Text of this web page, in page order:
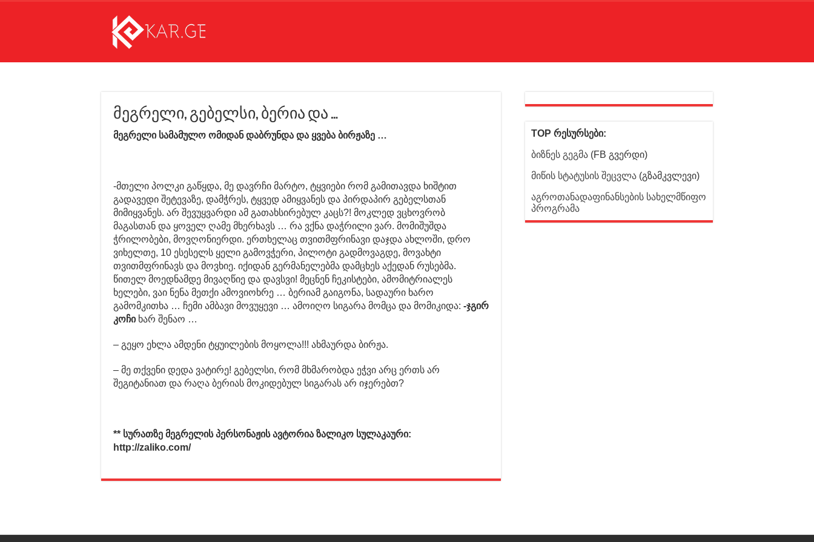
მეგრელი, გებელსი, ბერია და …
მეგრელი სამამულო ომიდან დაბრუნდა და ყვება ბირჟაზე …
-მთელი პოლკი გაწყდა, მე დავრჩი მარტო, ტყვიები რომ გამითავდა ხიშტით
გადავედი შეტევაზე, დამჭრეს, ტყვედ ამიყვანეს და პირდაპირ გებელსთან
მიმიყვანეს. არ შევუყვარდი ამ გათახსირებულ კაცს?! მოკლედ ვცხოვრობ
მაგასთან და ყოველ ღამე მხერხავს … რა ვქნა დაჭრილი ვარ. მომიშუშდა
ჭრილობები, მოვღონიერდი. ერთხელაც თვითმფრინავი დაჯდა ახლოში, დრო
ვიხელთე, 10 ესესელს ყელი გამოვჭერი, პილოტი გადმოვაგდე, მოვახტი
თვითმფრინავს და მოვხიე. იქიდან გერმანელებმა დამცხეს აქედან რუსებმა.
წითელ მოედნამდე მივაღწიე და დავსვი! მეცნენ ჩეკისტები, ამომიტრიალეს
ხელები, ვაი ნენა მეთქი ამოვიოხრე … ბერიამ გაიგონა, სადაური ხარო
გამომკითხა … ჩემი ამბავი მოვუყევი … ამოიღო სიგარა მომცა და მომიკიდა: -ჯგირ
კოჩიხარ შენაო …
– გეყო ეხლა ამდენი ტყუილების მოყოლა!!! ახმაურდა ბირჟა.
– მე თქვენი დედა ვატირე! გებელსი, რომ მხმარობდა ეჭვი არც ერთს არ
შეგიტანიათ და რაღა ბერიას მოკიდებულ სიგარას არ იჯერებთ?
** სურათზე მეგრელის პერსონაჟის ავტორია ზალიკო სულაკაური:
http://zaliko.com/
TOP რესურსები:
ბიზნეს გეგმა (FB გვერდი)
მიწის სტატუსის შეცვლა (გზამკვლევი)
აგროთანადაფინანსების სახელმწიფო
პროგრამა